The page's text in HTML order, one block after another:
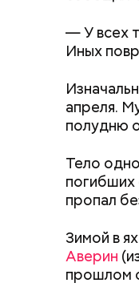
— У всех
Иных
апреля.
полудню
Тело
погибших
пропал
Зимой в
Аверин
прошлом